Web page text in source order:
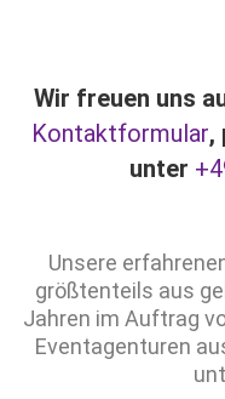
Wir freuen uns
Kontaktformular,
unter
Unsere
größtenteils aus
Jahren im Auftrag
Eventagenturen